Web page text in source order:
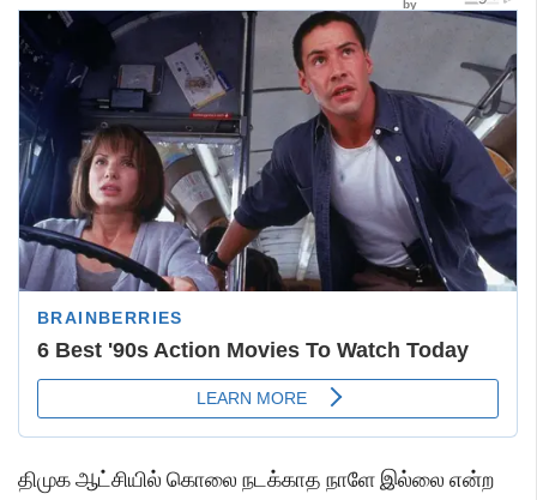
திமுக ஆட்சியில் கொலை நடக்காத நாளே இல்லை என்ற